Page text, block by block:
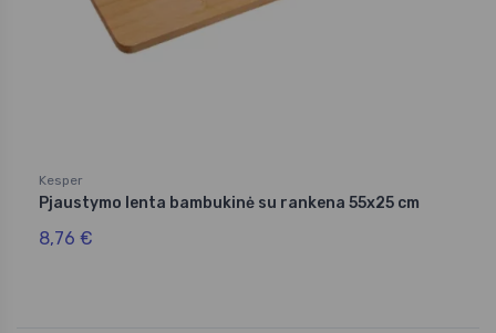
Kesper
Pjaustymo lenta bambukinė su rankena 55x25 cm
8,76 €